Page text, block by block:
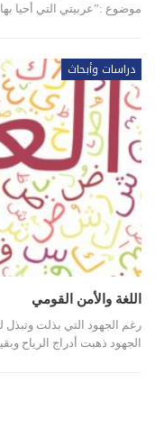
موضوع :”عربيتي التي أحيا
دراسات وأبحاث
اللغة والأمن القومي
رغم الجهود التي بذلت وتبذل
الجهود ذهبت أدراج الرياح